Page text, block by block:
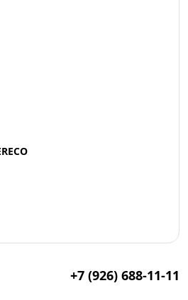
+7 (926) 688-11-11